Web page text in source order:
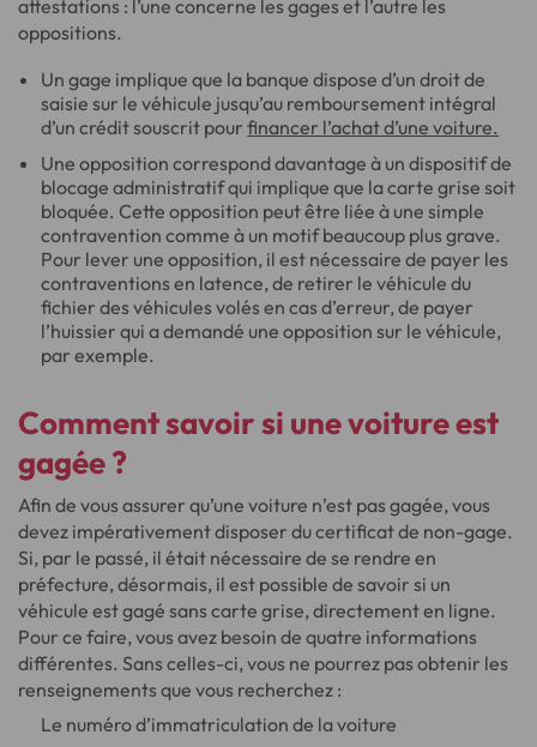
attestations : l’une concerne les gages et l’autre les
oppositions.
Un gage implique que la banque dispose d’un droit de
saisie sur le véhicule jusqu’au remboursement intégral
d’un crédit souscrit pourfinancer l’achat d’une voiture.
Une opposition correspond davantage à un dispositif de
blocage administratif qui implique que la carte grise soit
bloquée. Cette opposition peut être liée à une simple
contravention comme à un motif beaucoup plus grave.
Pour lever une opposition, il est nécessaire de payer les
contraventions en latence, de retirer le véhicule du
fichier des véhicules volés en cas d’erreur, de payer
l’huissier qui a demandé une opposition sur le véhicule,
par exemple.
Comment savoir si une voiture est
gagée ?
Afin de vous assurer qu’une voiture n’est pas gagée, vous
devez impérativement disposer du certificat de non-gage.
Si, par le passé, il était nécessaire de se rendre en
préfecture, désormais, il est possible de savoir si un
véhicule est gagé sans carte grise, directement en ligne.
Pour ce faire, vous avez besoin de quatre informations
différentes. Sans celles-ci, vous ne pourrez pas obtenir les
renseignements que vous recherchez :
Le numéro d’immatriculation de la voiture